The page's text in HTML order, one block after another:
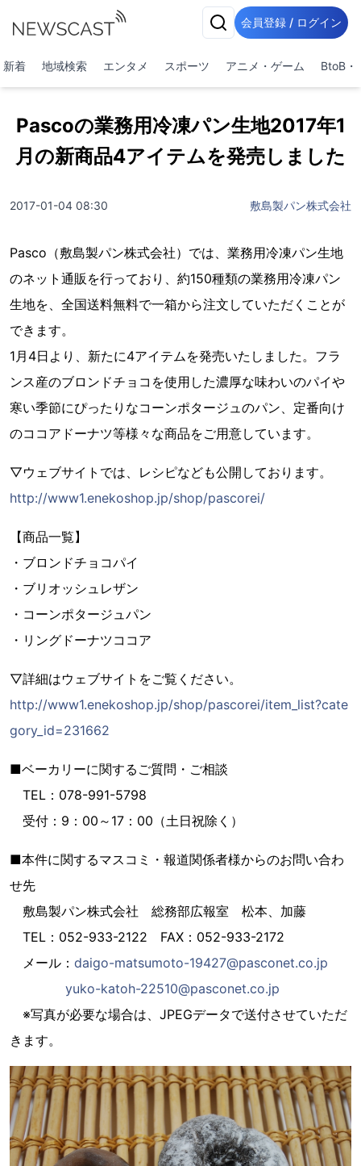
会員登録 / ログイン
新着 地域検索 エンタメ スポーツ アニメ・ゲーム BtoB・
Pascoの業務用冷凍パン生地2017年1
月の新商品4アイテムを発売しました
2017-01-04 08:30 敷島製パン株式会社
Pasco（敷島製パン株式会社）では、業務用冷凍パン生地
のネット通販を行っており、約150種類の業務用冷凍パン
生地を、全国送料無料で一箱から注文していただくことが
できます。
1月4日より、新たに4アイテムを発売いたしました。フラ
ンス産のブロンドチョコを使用した濃厚な味わいのパイや
寒い季節にぴったりなコーンポタージュのパン、定番向け
のココアドーナツ等様々な商品をご用意しています。
▽ウェブサイトでは、レシピなども公開しております。
http://www1.enekoshop.jp/shop/pascorei/
【商品一覧】
・ブロンドチョコパイ
・ブリオッシュレザン
・コーンポタージュパン
・リングドーナツココア
▽詳細はウェブサイトをご覧ください。
http://www1.enekoshop.jp/shop/pascorei/item_list?cate
gory_id=231662
■ベーカリーに関するご質問・ご相談
TEL：078-991-5798
受付：9：00～17：00（土日祝除く）
■本件に関するマスコミ・報道関係者様からのお問い合わ
せ先
敷島製パン株式会社 総務部広報室 松本、加藤
TEL：052-933-2122 FAX：052-933-2172
メール： daigo-matsumoto-19427@pasconet.co.jp
yuko-katoh-22510@pasconet.co.jp
※写真が必要な場合は、JPEGデータで送付させていただ
きます。